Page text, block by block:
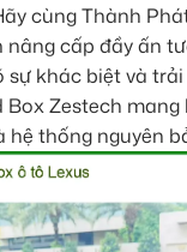
cùng Thành
nâng cấp đầy ấn
sự khác biệt và
Zestech mang
hệ thống nguyên